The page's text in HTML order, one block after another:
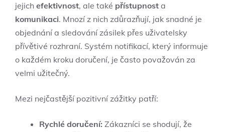
jejich efektivnost, ale také přístupnost a
komunikaci. Mnozí z nich zdůrazňují, jak snadné je
objednání a sledování zásilek přes uživatelsky
přívětivé rozhraní. Systém notifikací, který informuje
o každém kroku doručení, je často považován za
velmi užitečný.
Mezi nejčastější pozitivní zážitky patří:
Rychlé doručení: Zákazníci se shodují, že